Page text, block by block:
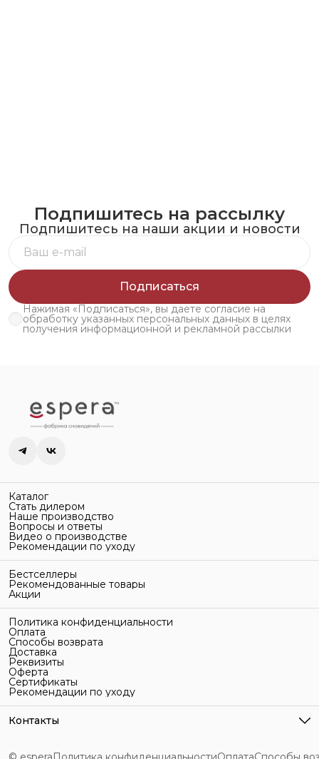
Подпишитесь на рассылку
Подпишитесь на наши акции и новости
Подписаться
Нажимая «Подписаться», вы даете согласие на
обработку указанных персональных данных в целях
получения информационной и рекламной рассылки
Каталог
Стать дилером
Наше производство
Вопросы и ответы
Видео о производстве
Рекомендации по уходу
Бестселлеры
Рекомендованные товары
Акции
Политика конфиденциальности
Оплата
Способы возврата
Доставка
Реквизиты
Оферта
Сертификаты
Рекомендации по уходу
Контакты